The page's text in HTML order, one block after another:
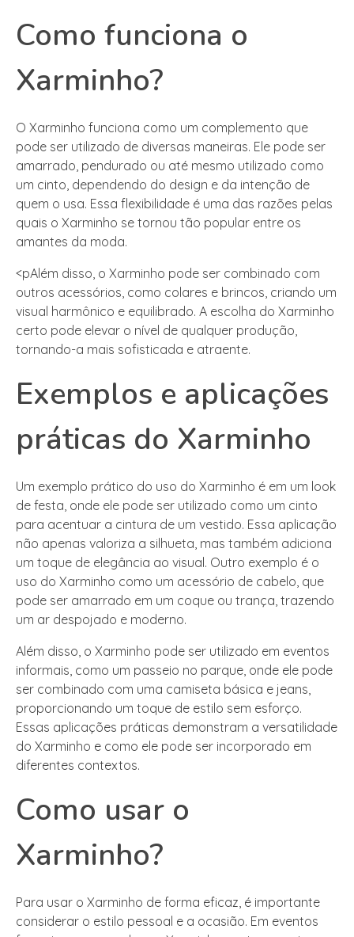
Como funciona o
Xarminho?
O Xarminho funciona como um complemento que
pode ser utilizado de diversas maneiras. Ele pode ser
amarrado, pendurado ou até mesmo utilizado como
um cinto, dependendo do design e da intenção de
quem o usa. Essa flexibilidade é uma das razões pelas
quais o Xarminho se tornou tão popular entre os
amantes da moda.
<pAlém disso, o Xarminho pode ser combinado com
outros acessórios, como colares e brincos, criando um
visual harmônico e equilibrado. A escolha do Xarminho
certo pode elevar o nível de qualquer produção,
tornando-a mais sofisticada e atraente.
Exemplos e aplicações
práticas do Xarminho
Um exemplo prático do uso do Xarminho é em um look
de festa, onde ele pode ser utilizado como um cinto
para acentuar a cintura de um vestido. Essa aplicação
não apenas valoriza a silhueta, mas também adiciona
um toque de elegância ao visual. Outro exemplo é o
uso do Xarminho como um acessório de cabelo, que
pode ser amarrado em um coque ou trança, trazendo
um ar despojado e moderno.
Além disso, o Xarminho pode ser utilizado em eventos
informais, como um passeio no parque, onde ele pode
ser combinado com uma camiseta básica e jeans,
proporcionando um toque de estilo sem esforço.
Essas aplicações práticas demonstram a versatilidade
do Xarminho e como ele pode ser incorporado em
diferentes contextos.
Como usar o
Xarminho?
Para usar o Xarminho de forma eficaz, é importante
considerar o estilo pessoal e a ocasião. Em eventos